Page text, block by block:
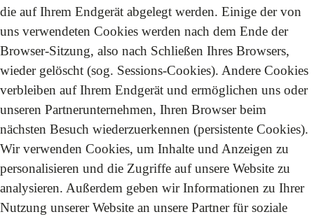
die auf Ihrem Endgerät abgelegt werden. Einige der von
uns verwendeten Cookies werden nach dem Ende der
Browser-Sitzung, also nach Schließen Ihres Browsers,
wieder gelöscht (sog. Sessions-Cookies). Andere Cookies
verbleiben auf Ihrem Endgerät und ermöglichen uns oder
unseren Partnerunternehmen, Ihren Browser beim
nächsten Besuch wiederzuerkennen (persistente Cookies).
Wir verwenden Cookies, um Inhalte und Anzeigen zu
personalisieren und die Zugriffe auf unsere Website zu
analysieren. Außerdem geben wir Informationen zu Ihrer
Nutzung unserer Website an unsere Partner für soziale